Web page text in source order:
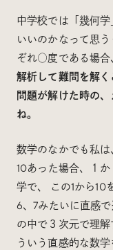
中学校では「幾何
いいのかなって思
ぞれ○度である場合
解析して難問を解
問題が解けた時の
ね。
数学のなかでも私
10あった場合、１
学で、 この1から10
6、7みたいに直感
の中で３次元で理
ういう直感的な数